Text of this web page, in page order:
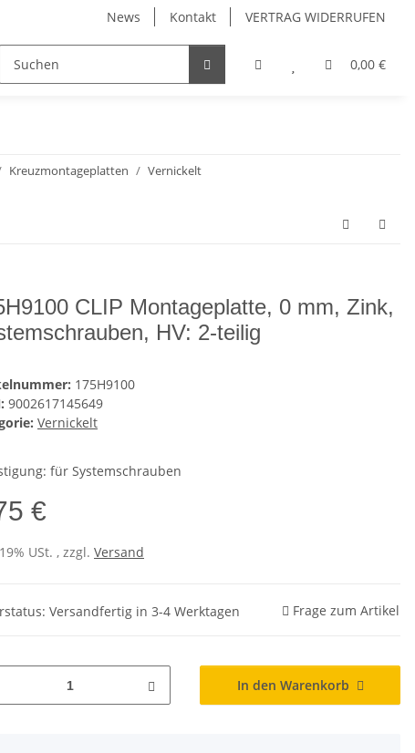
News Kontakt VERTRAG WIDERRUFEN
0,00 €
Möbelgriffe, Möbelknöpfe Küchenschubladen,
Kreuzmontageplatten
Vernickelt
CLIP Montageplatte, 0 mm, Zink,
HV: 2-teilig
175H9100
9002617145649
Vernickelt
für Systemschrauben
€
USt. , zzgl. Versand
Versandfertig in 3-4 Werktagen Frage zum Artikel
In den Warenkorb